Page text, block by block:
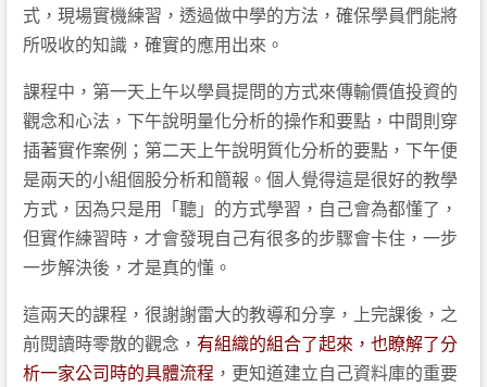
式，現場實機練習，透過做中學的方法，確保學員們能將
所吸收的知識，確實的應用出來。
課程中，第一天上午以學員提問的方式來傳輸價值投資的
觀念和心法，下午說明量化分析的操作和要點，中間則穿
插著實作案例；第二天上午說明質化分析的要點，下午便
是兩天的小組個股分析和簡報。個人覺得這是很好的教學
方式，因為只是用「聽」的方式學習，自己會為都懂了，
但實作練習時，才會發現自己有很多的步驟會卡住，一步
一步解決後，才是真的懂。
這兩天的課程，很謝謝雷大的教導和分享，上完課後，之
前閱讀時零散的觀念， 有組織的組合了起來，也瞭解了分
析一家公司時的具體流程 ，更知道建立自己資料庫的重要